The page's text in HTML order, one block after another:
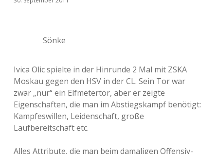
Sönke
Ivica Olic spielte in der Hinrunde 2 Mal mit ZSKA
Moskau gegen den HSV in der CL. Sein Tor war
zwar „nur“ ein Elfmetertor, aber er zeigte
Eigenschaften, die man im Abstiegskampf benötigt:
Kampfeswillen, Leidenschaft, große
Laufbereitschaft etc.
Alles Attribute, die man beim damaligen Offensiv-